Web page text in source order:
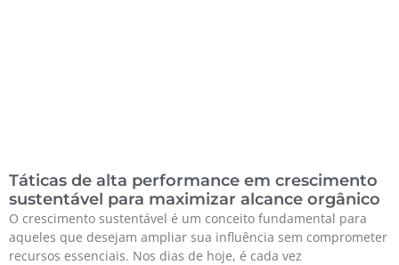
Táticas de alta performance em crescimento
sustentável para maximizar alcance orgânico
O crescimento sustentável é um conceito fundamental para
aqueles que desejam ampliar sua influência sem comprometer
recursos essenciais. Nos dias de hoje, é cada vez